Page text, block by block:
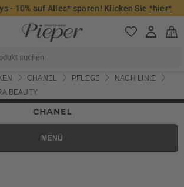
- 10% auf Alles* sparen! Klicken Sie *hier*
CHANEL PFLEGE
NACH LINIE
BEAUTY
MENÜ